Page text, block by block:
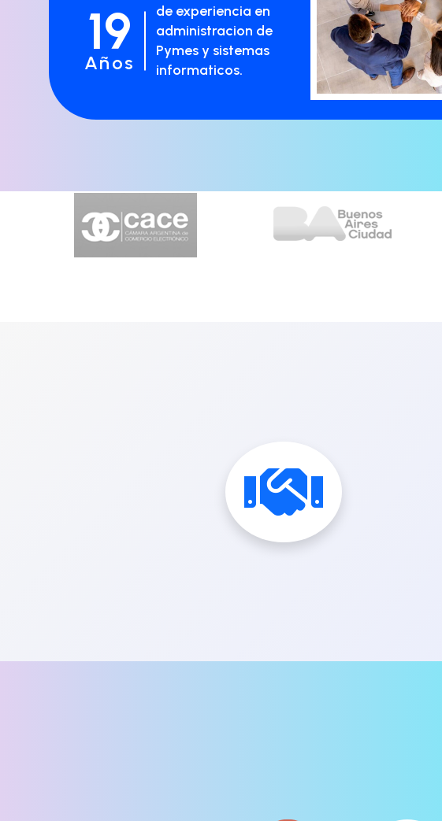
19
Años
de experiencia en
administracion de
Pymes y sistemas
informaticos.